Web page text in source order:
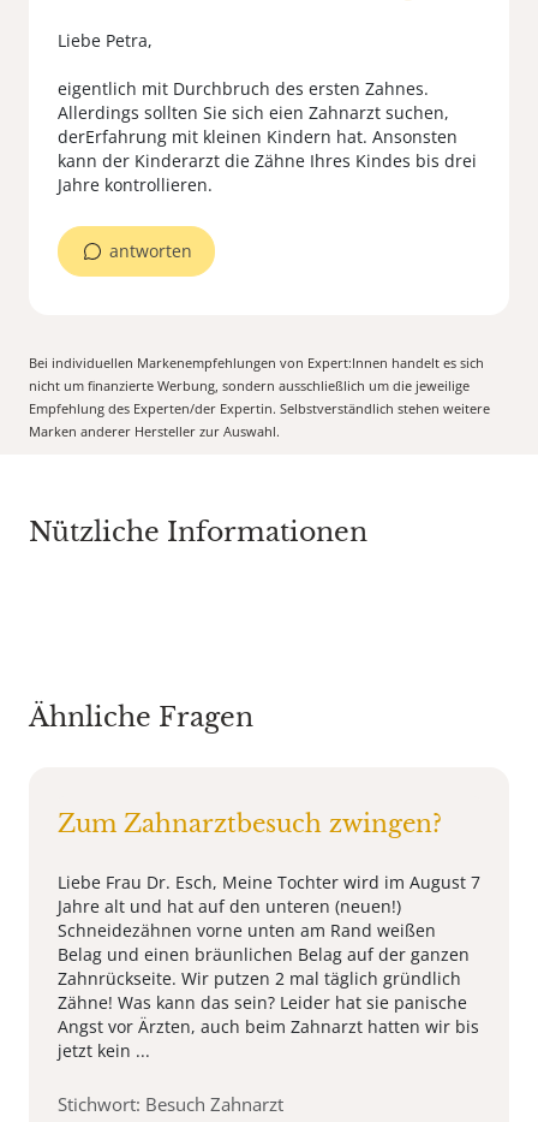
Liebe Petra,
eigentlich mit Durchbruch des ersten Zahnes.
Allerdings sollten Sie sich eien Zahnarzt suchen,
derErfahrung mit kleinen Kindern hat. Ansonsten
kann der Kinderarzt die Zähne Ihres Kindes bis drei
Jahre kontrollieren.
antworten
Bei individuellen Markenempfehlungen von Expert:Innen handelt es sich
nicht um finanzierte Werbung, sondern ausschließlich um die jeweilige
Empfehlung des Experten/der Expertin. Selbstverständlich stehen weitere
Marken anderer Hersteller zur Auswahl.
Nützliche Informationen
Ähnliche Fragen
Zum Zahnarztbesuch zwingen?
Liebe Frau Dr. Esch, Meine Tochter wird im August 7
Jahre alt und hat auf den unteren (neuen!)
Schneidezähnen vorne unten am Rand weißen
Belag und einen bräunlichen Belag auf der ganzen
Zahnrückseite. Wir putzen 2 mal täglich gründlich
Zähne! Was kann das sein? Leider hat sie panische
Angst vor Ärzten, auch beim Zahnarzt hatten wir bis
jetzt kein ...
Stichwort: Besuch Zahnarzt